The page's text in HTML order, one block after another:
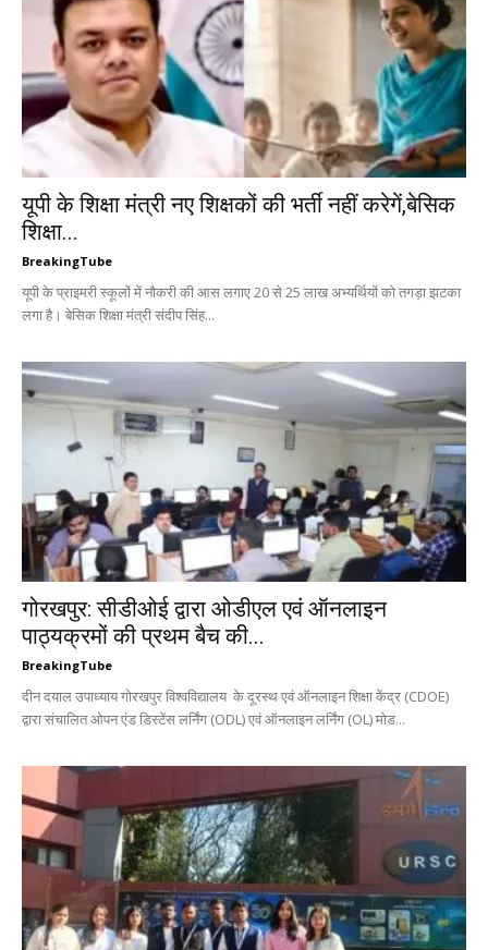
यूपी के शिक्षा मंत्री नए शिक्षकों की भर्ती नहीं करेगें,बेसिक
शिक्षा...
BreakingTube
यूपी के प्राइमरी स्कूलों में नौकरी की आस लगाए 20 से 25 लाख अभ्यर्थियों को तगड़ा झटका
लगा है। बेसिक शिक्षा मंत्री संदीप सिंह...
गोरखपुर: सीडीओई द्वारा ओडीएल एवं ऑनलाइन
पाठ्यक्रमों की प्रथम बैच की...
BreakingTube
दीन दयाल उपाध्याय गोरखपुर विश्वविद्यालय के दूरस्थ एवं ऑनलाइन शिक्षा केंद्र (CDOE)
द्वारा संचालित ओपन एंड डिस्टेंस लर्निंग (ODL) एवं ऑनलाइन लर्निंग (OL) मोड...